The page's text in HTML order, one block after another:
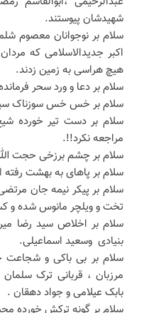
شهیدشان پیوستند.
سلام بر نوجوانان معصوم
اکبر جدیدالاسلامی که
هیچ هراسی به زمین زدند.
سلام بر دعا و ورد سحر
سلام بر خس خس سوزناک
سلام بر دست تیر خورده
مراجعه نکرد!!.
سلام بر چشم برزخی حجت
سلام بر پاهای به بهشت
سلام بر پیکر نیمه جان
تخت و ویلچر مانوس شده و
سلام بر اخلاص سید رضا
بنیادی وسعید اسماعیلی.
سلام بر بی باکی و شجاعت
مرزبان ، قربانی ترک
بابک عیلامی و جواد دهقان .